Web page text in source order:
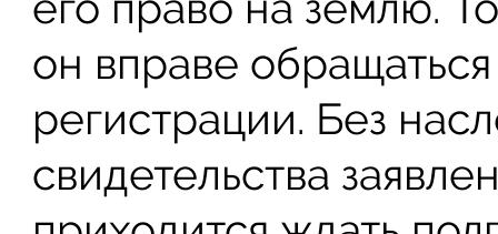
он вправе
регистрации. Без
свидетельства